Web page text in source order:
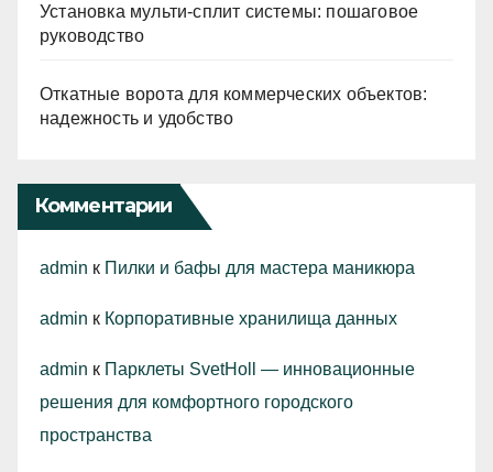
Установка мульти-сплит системы: пошаговое
руководство
Откатные ворота для коммерческих объектов:
надежность и удобство
Комментарии
admin к Пилки и бафы для мастера маникюра
admin к Корпоративные хранилища данных
admin к Парклеты SvetHoll — инновационные
решения для комфортного городского
пространства